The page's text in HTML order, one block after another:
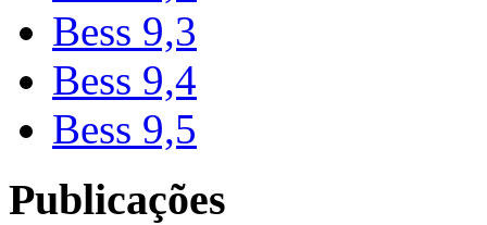
Bess 9,3
Bess 9,4
Bess 9,5
Publicações